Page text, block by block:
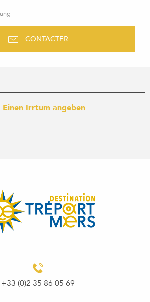
CONTACTER
Einen Irrtum angeben
+33 (0)2 35 86 05 69